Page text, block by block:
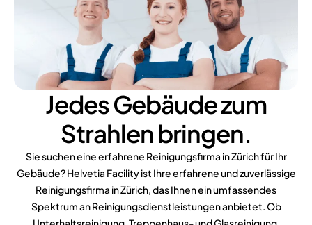
Jedes Gebäude zum
Strahlen bringen.
Sie suchen eine erfahrene Reinigungsfirma in Zürich für Ihr
Gebäude? Helvetia Facility ist Ihre erfahrene und zuverlässige
Reinigungsfirma in Zürich, das Ihnen ein umfassendes
Spektrum an Reinigungsdienstleistungen anbietet. Ob